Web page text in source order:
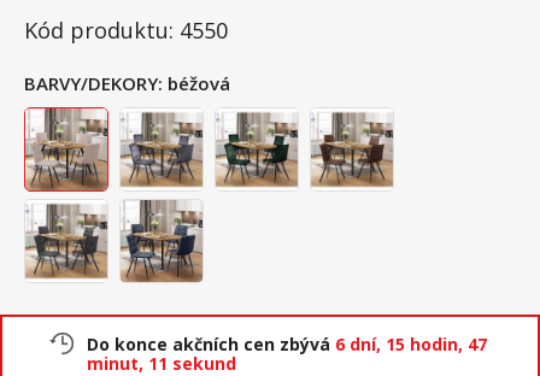
Kód produktu: 4550
BARVY/DEKORY: béžová
Do konce akčních cen zbývá 6 dní, 15 hodin, 47
minut, 11 sekund